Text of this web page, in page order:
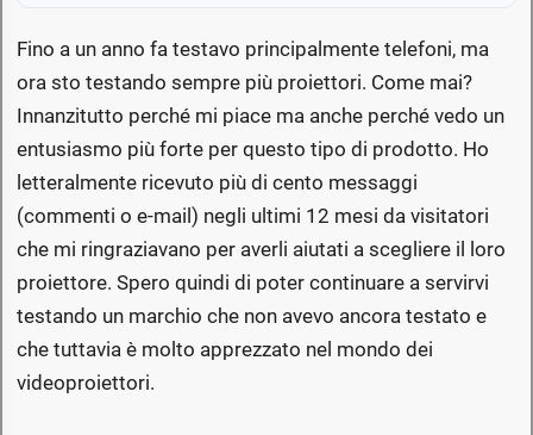
Fino a un anno fa testavo principalmente telefoni, ma
ora sto testando sempre più proiettori. Come mai?
Innanzitutto perché mi piace ma anche perché vedo un
entusiasmo più forte per questo tipo di prodotto. Ho
letteralmente ricevuto più di cento messaggi
(commenti o e-mail) negli ultimi 12 mesi da visitatori
che mi ringraziavano per averli aiutati a scegliere il loro
proiettore. Spero quindi di poter continuare a servirvi
testando un marchio che non avevo ancora testato e
che tuttavia è molto apprezzato nel mondo dei
videoproiettori.